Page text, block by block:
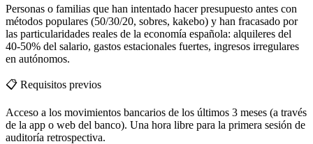
Personas o familias que han intentado hacer presupuesto antes con
métodos populares (50/30/20, sobres, kakebo) y han fracasado por
las particularidades reales de la economía española: alquileres del
40-50% del salario, gastos estacionales fuertes, ingresos irregulares
en autónomos.
📋 Requisitos previos
Acceso a los movimientos bancarios de los últimos 3 meses (a través
de la app o web del banco). Una hora libre para la primera sesión de
auditoría retrospectiva.